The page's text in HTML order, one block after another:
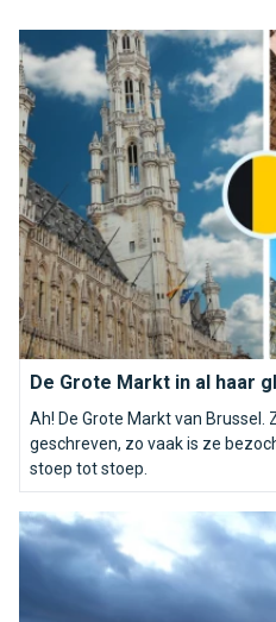
De Grote Markt in al haar
Ah! De Grote Markt van Brussel.
geschreven, zo vaak is ze
stoep tot stoep.
De Grote Markt in al haar glorie
Top 10 van mooiste Brusselse